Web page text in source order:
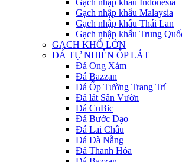
Gạch nhập khẩu Indonesia
Gạch nhập khẩu Malaysia
Gạch nhập khẩu Thái Lan
Gạch nhập khẩu Trung
GẠCH KHỔ LỚN
ĐÁ TỰ NHIÊN ỐP LÁT
Đá Ong Xám
Đá Bazzan
Đá Ốp Tường Trang Trí
Đá lát Sân Vườn
Đá CuBic
Đá Bước Dạo
Đá Lai Châu
Đá Đà Nẵng
Đá Thanh Hóa